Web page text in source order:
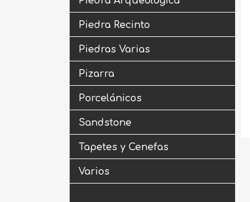
Piedra Recinto
Piedras Varias
Pizarra
Porcelánicos
Sandstone
Tapetes y Cenefas
Varios